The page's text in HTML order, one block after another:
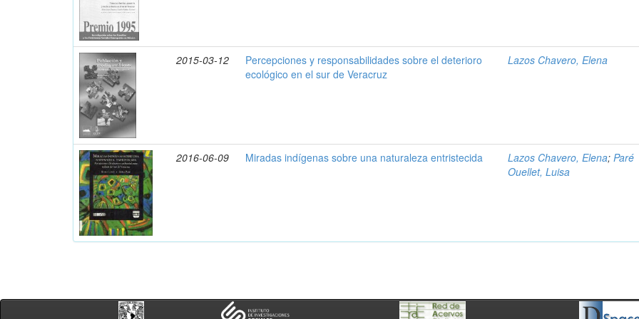
2015-03-12
Percepciones y responsabilidades sobre el deterioro
ecológico en el sur de Veracruz
Lazos Chavero, Elena
2016-06-09 Miradas indígenas sobre una naturaleza entristecida Lazos Chavero, Elena;Paré
Ouellet, Luisa